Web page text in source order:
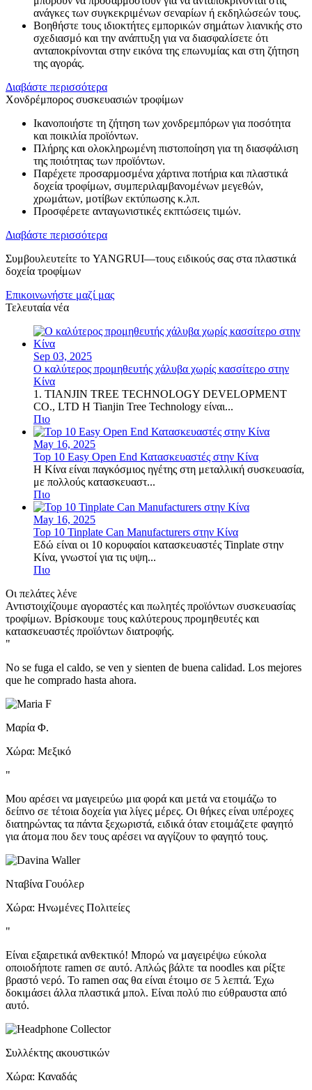
ανάγκες των συγκεκριμένων σεναρίων ή εκδηλώσεών τους.
Βοηθήστε τους ιδιοκτήτες εμπορικών σημάτων λιανικής στο
σχεδιασμό και την ανάπτυξη για να διασφαλίσετε ότι
ανταποκρίνονται στην εικόνα της επωνυμίας και στη ζήτηση
της αγοράς.
Διαβάστε περισσότερα
Χονδρέμπορος συσκευασιών τροφίμων
Ικανοποιήστε τη ζήτηση των χονδρεμπόρων για ποσότητα
και ποικιλία προϊόντων.
Πλήρης και ολοκληρωμένη πιστοποίηση για τη διασφάλιση
της ποιότητας των προϊόντων.
Παρέχετε προσαρμοσμένα χάρτινα ποτήρια και πλαστικά
δοχεία τροφίμων, συμπεριλαμβανομένων μεγεθών,
χρωμάτων, μοτίβων εκτύπωσης κ.λπ.
Προσφέρετε ανταγωνιστικές εκπτώσεις τιμών.
Διαβάστε περισσότερα
Συμβουλευτείτε το YANGRUI—τους ειδικούς σας στα πλαστικά
δοχεία τροφίμων
Επικοινωνήστε μαζί μας
Τελευταία νέα
Sep 03, 2025
Ο καλύτερος προμηθευτής χάλυβα χωρίς κασσίτερο στην
Κίνα
1. TIANJIN TREE TECHNOLOGY DEVELOPMENT
CO., LTD Η Tianjin Tree Technology είναι...
Πιο
May 16, 2025
Top 10 Easy Open End Κατασκευαστές στην Κίνα
Η Κίνα είναι παγκόσμιος ηγέτης στη μεταλλική συσκευασία,
με πολλούς κατασκευαστ...
Πιο
May 16, 2025
Top 10 Tinplate Can Manufacturers στην Κίνα
Εδώ είναι οι 10 κορυφαίοι κατασκευαστές Tinplate στην
Κίνα, γνωστοί για τις υψη...
Πιο
Οι πελάτες λένε
Αντιστοιχίζουμε αγοραστές και πωλητές προϊόντων συσκευασίας
τροφίμων. Βρίσκουμε τους καλύτερους προμηθευτές και
κατασκευαστές προϊόντων διατροφής.
"
No se fuga el caldo, se ven y sienten de buena calidad. Los mejores
que he comprado hasta ahora.
Μαρία Φ.
Χώρα: Μεξικό
"
Μου αρέσει να μαγειρεύω μια φορά και μετά να ετοιμάζω το
δείπνο σε τέτοια δοχεία για λίγες μέρες. Οι θήκες είναι υπέροχες
διατηρώντας τα πάντα ξεχωριστά, ειδικά όταν ετοιμάζετε φαγητό
για άτομα που δεν τους αρέσει να αγγίζουν το φαγητό τους.
Νταβίνα Γουόλερ
Χώρα: Ηνωμένες Πολιτείες
"
Είναι εξαιρετικά ανθεκτικό! Μπορώ να μαγειρέψω εύκολα
οποιοδήποτε ramen σε αυτό. Απλώς βάλτε τα noodles και ρίξτε
βραστό νερό. Το ramen σας θα είναι έτοιμο σε 5 λεπτά. Έχω
δοκιμάσει άλλα πλαστικά μπολ. Είναι πολύ πιο εύθραυστα από
αυτό.
Συλλέκτης ακουστικών
Χώρα: Καναδάς